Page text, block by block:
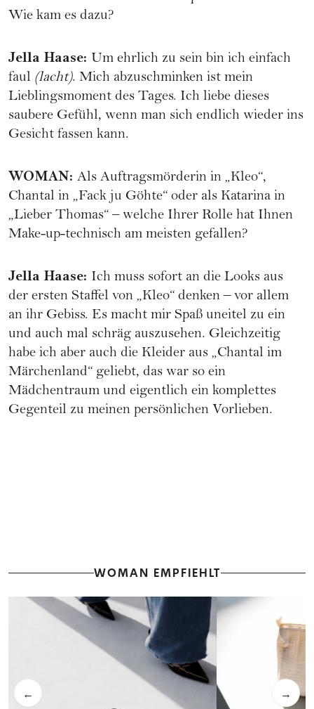
Wie kam es dazu?
Jella Haase: Um ehrlich zu sein bin ich einfach
faul (lacht). Mich abzuschminken ist mein
Lieblingsmoment des Tages. Ich liebe dieses
saubere Gefühl, wenn man sich endlich wieder ins
Gesicht fassen kann.
WOMAN: Als Auftragsmörderin in „Kleo“,
Chantal in „Fack ju Göhte“ oder als Katarina in
„Lieber Thomas“ – welche Ihrer Rolle hat Ihnen
Make-up-technisch am meisten gefallen?
Jella Haase: Ich muss sofort an die Looks aus
der ersten Staffel von „Kleo“ denken – vor allem
an ihr Gebiss. Es macht mir Spaß uneitel zu ein
und auch mal schräg auszusehen. Gleichzeitig
habe ich aber auch die Kleider aus „Chantal im
Märchenland“ geliebt, das war so ein
Mädchentraum und eigentlich ein komplettes
Gegenteil zu meinen persönlichen Vorlieben.
WOMAN EMPFIEHLT
← →